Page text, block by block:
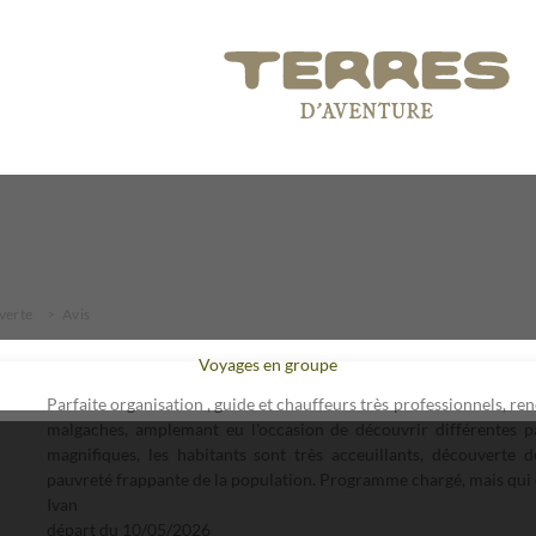
Voyages en groupe
Parfaite organisation , guide et chauffeurs très professionnels,